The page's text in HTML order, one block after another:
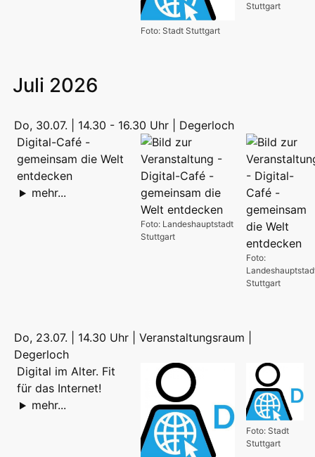
Stuttgart
Foto: Stadt Stuttgart
Juli 2026
Do, 30.07. | 14.30 - 16.30 Uhr | Degerloch
Foto:
Stuttgart
Foto: Landeshauptstadt
Stuttgart
Digital-Café -
gemeinsam die Welt
entdecken
mehr...
Do, 23.07. | 14.30 Uhr | Veranstaltungsraum |
Degerloch
Foto: Stadt
Stuttgart
Digital im Alter. Fit
für das Internet!
mehr...